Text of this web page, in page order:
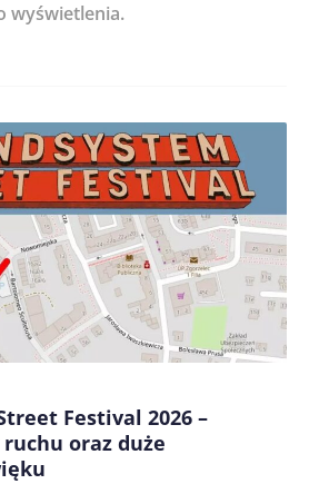
dane w tej przeglądarce podczas
komentarzy.
wyświetlenia.
Festival 2026 –
oraz duże